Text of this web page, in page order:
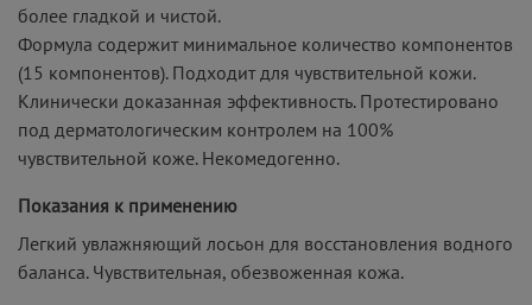
более гладкой и чистой.
Формула содержит минимальное количество компонентов
(15 компонентов). Подходит для чувствительной кожи.
Клинически доказанная эффективность. Протестировано
под дерматологическим контролем на 100%
чувствительной коже. Некомедогенно.
Показания к применению
Легкий увлажняющий лосьон для восстановления водного
баланса. Чувствительная, обезвоженная кожа.